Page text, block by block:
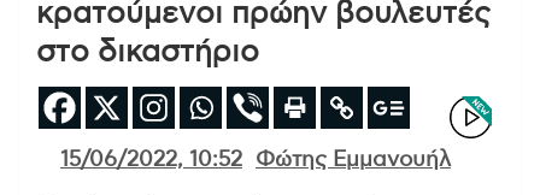
κρατούμενοι πρώην βουλευτές
στο δικαστήριο
15/06/2022, 10:52 Φώτης Εμμανουήλ